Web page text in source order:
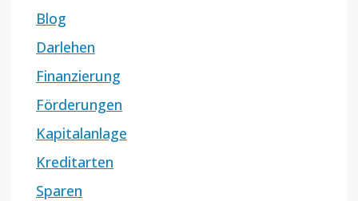
Blog
Darlehen
Finanzierung
Förderungen
Kapitalanlage
Kreditarten
Sparen